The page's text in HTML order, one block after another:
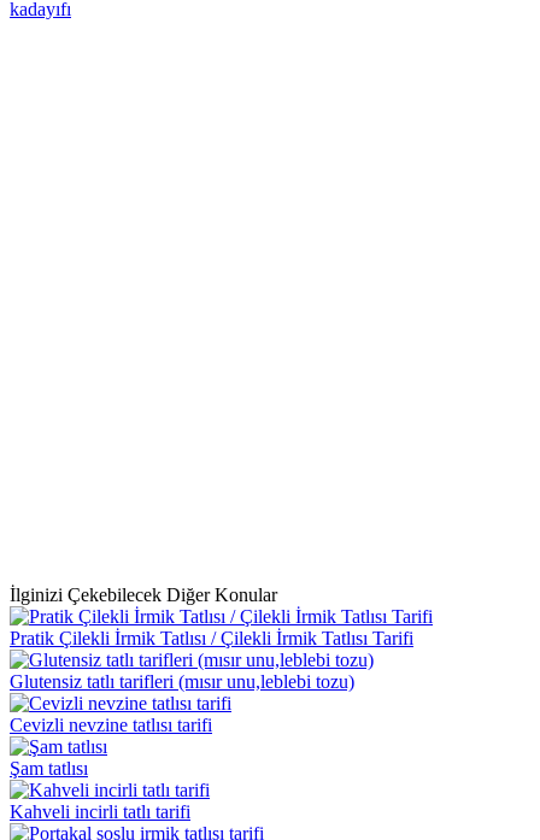
kadayıfı
İlginizi Çekebilecek Diğer Konular
Pratik Çilekli İrmik Tatlısı / Çilekli İrmik Tatlısı Tarifi
Glutensiz tatlı tarifleri (mısır unu,leblebi tozu)
Cevizli nevzine tatlısı tarifi
Şam tatlısı
Kahveli incirli tatlı tarifi